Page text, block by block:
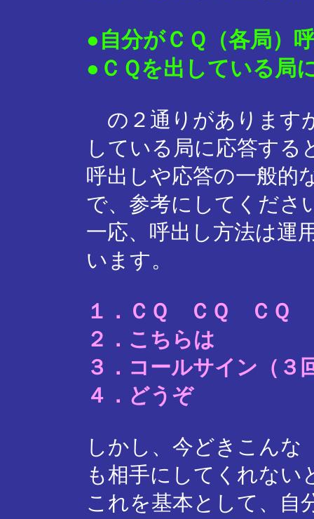
●自分がＣＱ（各局）
●ＣＱを出している局
の２通りがあります
している局に応答する
呼出しや応答の一般的
で、参考にしてくださ
一応、呼出し方法は運
います。
１．ＣＱ ＣＱ ＣＱ
２．こちらは
３．コールサイン（３
４．どうぞ
しかし、今どきこんな
も相手にしてくれない
これを基本として、自